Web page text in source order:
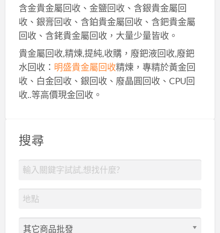
含金貴金屬回收、金鹽回收、含銀貴金屬回
收、銀膏回收、含鉑貴金屬回收、含鈀貴金屬
回收、含銠貴金屬回收，大量少量皆收。
貴金屬回收,精煉,提純,收購，廢鈀液回收,廢鈀
水回收： 明盛貴金屬回收精煉，專精於黃金回
收、白金回收、銀回收、廢晶圓回收、CPU回
收..等高價現金回收。
搜尋